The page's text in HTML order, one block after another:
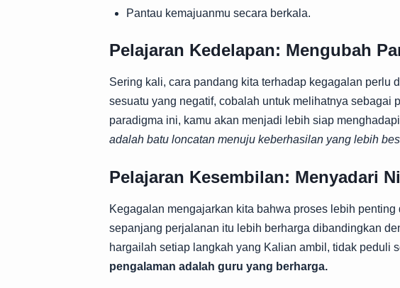
Pantau kemajuanmu secara berkala.
Pelajaran Kedelapan: Mengubah
Sering kali, cara pandang kita terhadap kegagalan perlu
sesuatu yang negatif, cobalah untuk melihatnya sebagai
paradigma ini, kamu akan menjadi lebih siap
adalah batu loncatan menuju keberhasilan yang lebih
Pelajaran Kesembilan: Menyadari
Kegagalan mengajarkan kita bahwa proses lebih
sepanjang perjalanan itu lebih berharga dibandingkan
hargailah setiap langkah yang Kalian ambil, tidak peduli
pengalaman adalah guru yang berharga.